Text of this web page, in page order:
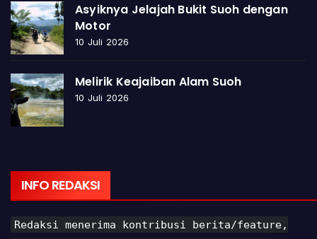
Asyiknya Jelajah Bukit Suoh dengan
Motor
10 Juli 2026
Melirik Keajaiban Alam Suoh
10 Juli 2026
INFO REDAKSI
Redaksi menerima kontribusi berita/feature,